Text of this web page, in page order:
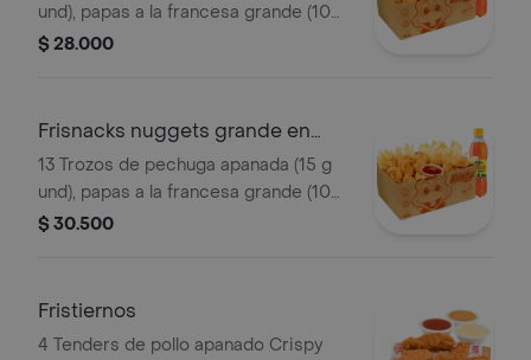
und), papas a la francesa grande (100
g), gaseosa (400 ml)
$ 28.000
Frisnacks nuggets grande en
caja
13 Trozos de pechuga apanada (15 g
und), papas a la francesa grande (100
g), gaseosa (400 ml)
$ 30.500
Fristiernos
4 Tenders de pollo apanado Crispy